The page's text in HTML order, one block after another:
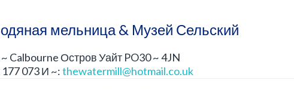
мельница & Музей Сельский
Calbourne Остров Уайт PO30 ~ 4JN
073 И ~:thewatermill@hotmail.co.uk